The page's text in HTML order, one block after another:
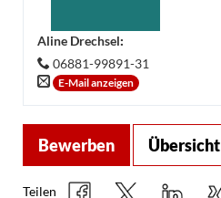
Aline Drechsel:
06881-99891-31
E-Mail anzeigen
Bewerben Übersicht
Teilen